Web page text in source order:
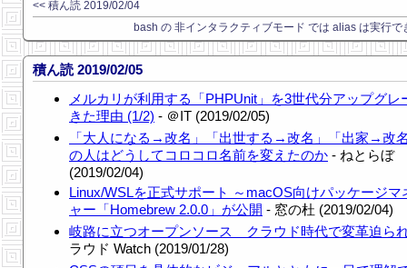
<< 積ん読 2019/02/04
bash の 非インタラクティブモード では alias は実行で
積ん読 2019/02/05
メルカリが利用する「PHPUnit」を3世代分アップグレ
きた理由 (1/2) - ＠IT (2019/02/05)
「大人になる→改名」「出世する→改名」「出家→改
の人はどうしてコロコロ名前を変えたのか - ねとらぼ
(2019/02/04)
Linux/WSLを正式サポート ～macOS向けパッケージマ
ャー「Homebrew 2.0.0」が公開 - 窓の杜 (2019/02/04)
岐路に立つオープンソース クラウド時代で変革迫ら
ラウド Watch (2019/01/28)